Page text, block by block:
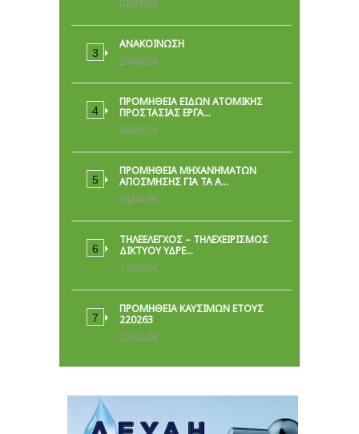
01/07/26
ΑΝΑΚΟΙΝΩΣΗ
28/05/26
ΠΡΟΜΉΘΕΙΑ ΕΙΔΏΝ ΑΤΟΜΙΚΉΣ
ΠΡΟΣΤΑΣΊΑΣ ΕΡΓΑ…
08/05/26
ΠΡΟΜΗΘΕΙΑ ΜΗΧΑΝΗΜΑΤΩΝ
ΑΠΟΣΜΗΣΗΣ ΓΙΑ ΤΑ Α…
04/04/26
ΤΗΛΕΕΛΕΓΧΟΣ – ΤΗΛΕΧΕΙΡΙΣΜΟΣ
ΔΙΚΤΥΟΥ ΥΔΡΕ…
17/03/26
ΠΡΟΜΗΘΕΙΑ ΚΑΥΣΙΜΩΝ ΕΤΟΥΣ
220263
27/02/26